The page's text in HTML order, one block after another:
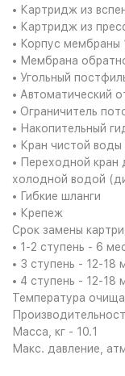
• Картридж из
• Картридж из
• Корпус мембраны
• Мембрана
• Угольный
• Автоматический
• Ограничитель
• Накопительный
• Кран чистой воды
• Переходной кран
холодной водой
• Гибкие шланги
• Крепеж
Срок замены
• 1-2 ступень - 6
• 3 ступень - 12-18
• 4 ступень - 12-18
Температура
Масса, кг - 10.1
Макс. давление,